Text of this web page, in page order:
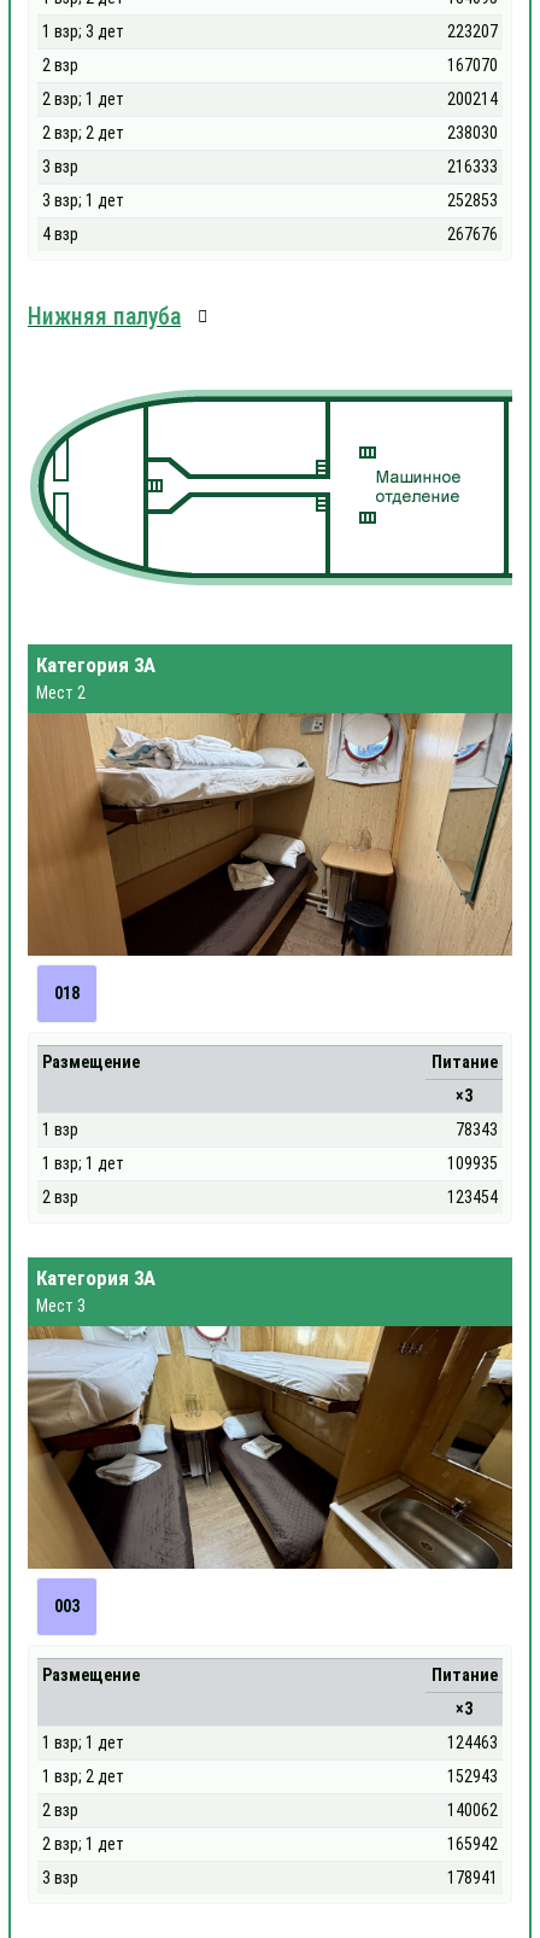
1 взр; 3 дет
223207
2 взр
167070
2 взр; 1 дет
200214
2 взр; 2 дет
238030
3 взр
216333
3 взр; 1 дет
252853
4 взр
267676
Нижняя палуба
Категория 3А
Мест 2
018
Размещение
Питание
×3
1 взр
78343
1 взр; 1 дет
109935
2 взр
123454
Категория 3А
Мест 3
003
Размещение
Питание
×3
1 взр; 1 дет
124463
1 взр; 2 дет
152943
2 взр
140062
2 взр; 1 дет
165942
3 взр
178941